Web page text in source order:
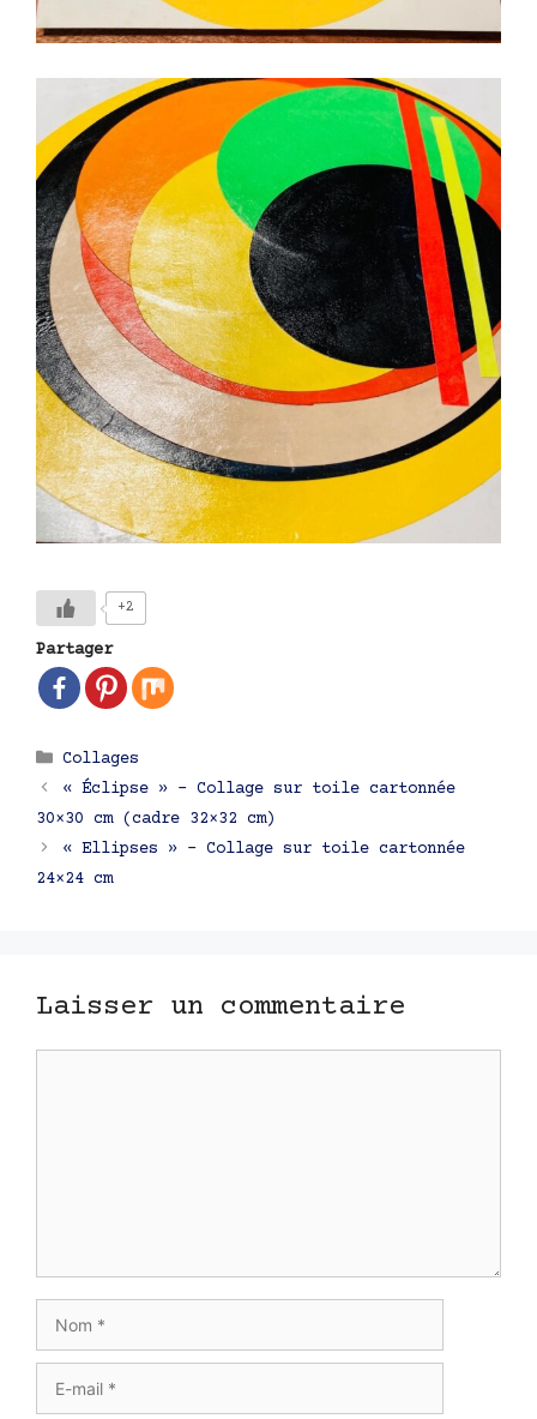
+2
Partager
Catégories
Collages
Navigation
des
« Éclipse » – Collage sur toile cartonnée
30×30 cm (cadre 32×32 cm)
« Ellipses » – Collage sur toile cartonnée
24×24 cm
Laisser un commentaire
mail